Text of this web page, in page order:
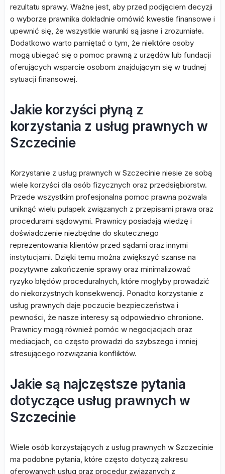
rezultatu sprawy. Ważne jest, aby przed podjęciem decyzji
o wyborze prawnika dokładnie omówić kwestie finansowe i
upewnić się, że wszystkie warunki są jasne i zrozumiałe.
Dodatkowo warto pamiętać o tym, że niektóre osoby
mogą ubiegać się o pomoc prawną z urzędów lub fundacji
oferujących wsparcie osobom znajdującym się w trudnej
sytuacji finansowej.
Jakie korzyści płyną z
korzystania z usług prawnych w
Szczecinie
Korzystanie z usług prawnych w Szczecinie niesie ze sobą
wiele korzyści dla osób fizycznych oraz przedsiębiorstw.
Przede wszystkim profesjonalna pomoc prawna pozwala
uniknąć wielu pułapek związanych z przepisami prawa oraz
procedurami sądowymi. Prawnicy posiadają wiedzę i
doświadczenie niezbędne do skutecznego
reprezentowania klientów przed sądami oraz innymi
instytucjami. Dzięki temu można zwiększyć szanse na
pozytywne zakończenie sprawy oraz minimalizować
ryzyko błędów proceduralnych, które mogłyby prowadzić
do niekorzystnych konsekwencji. Ponadto korzystanie z
usług prawnych daje poczucie bezpieczeństwa i
pewności, że nasze interesy są odpowiednio chronione.
Prawnicy mogą również pomóc w negocjacjach oraz
mediacjach, co często prowadzi do szybszego i mniej
stresującego rozwiązania konfliktów.
Jakie są najczęstsze pytania
dotyczące usług prawnych w
Szczecinie
Wiele osób korzystających z usług prawnych w Szczecinie
ma podobne pytania, które często dotyczą zakresu
oferowanych usług oraz procedur związanych z